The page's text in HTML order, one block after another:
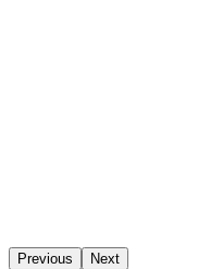
Previous Next